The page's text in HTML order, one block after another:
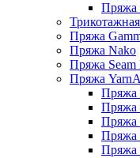
Пряжа
Пряжа
Пряжа Nako
Пряжа Seam
Пряжа
Пряжа
Пряжа
Пряжа
Пряжа
Пряжа